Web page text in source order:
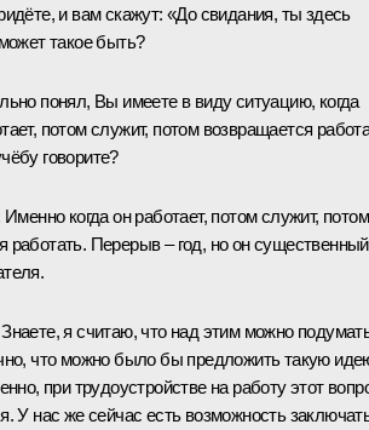
и вам скажут: «До свидания, ты здесь
такое быть?
понял, Вы имеете в виду ситуацию, когда
потом служит, потом возвращается
говорите?
Именно когда он работает, потом служит, потом
работать. Перерыв – год, но он существенный
Знаете, я считаю, что над этим можно
что можно было бы предложить такую
при трудоустройстве на работу этот
У нас же сейчас есть возможность